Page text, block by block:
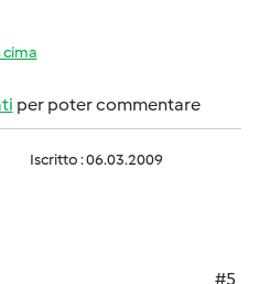
cima
per poter commentare
Iscritto : 06.03.2009
#5